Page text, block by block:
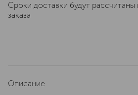
Сроки доставки будут
заказа
Описание